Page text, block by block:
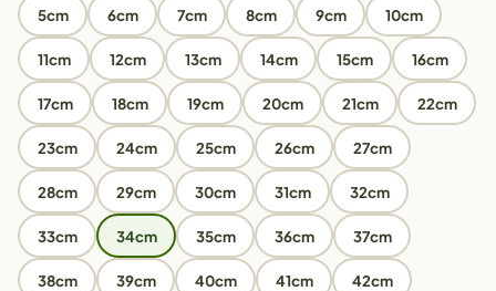
5cm 6cm 7cm 8cm 9cm 10cm
11cm 12cm 13cm 14cm 15cm 16cm
17cm 18cm 19cm 20cm 21cm 22cm
23cm 24cm 25cm 26cm 27cm
28cm 29cm 30cm 31cm 32cm
33cm 34cm 35cm 36cm 37cm
38cm 39cm 40cm 41cm 42cm